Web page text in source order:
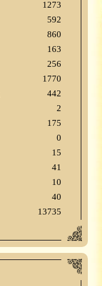
1273
592
860
163
256
1770
442
2
175
0
15
41
10
40
13735